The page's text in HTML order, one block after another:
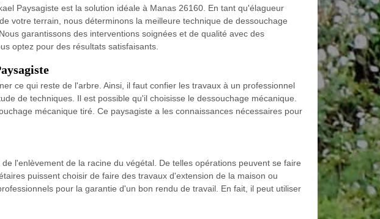
Paysagiste est la solution idéale à Manas 26160. En tant qu'élagueur
votre terrain, nous déterminons la meilleure technique de dessouchage
garantissons des interventions soignées et de qualité avec des
optez pour des résultats satisfaisants.
ce qui reste de l'arbre. Ainsi, il faut confier les travaux à un professionnel
de techniques. Il est possible qu'il choisisse le dessouchage mécanique.
mécanique tiré. Ce paysagiste a les connaissances nécessaires pour
l'enlèvement de la racine du végétal. De telles opérations peuvent se faire
puissent choisir de faire des travaux d'extension de la maison ou
pour la garantie d'un bon rendu de travail. En fait, il peut utiliser